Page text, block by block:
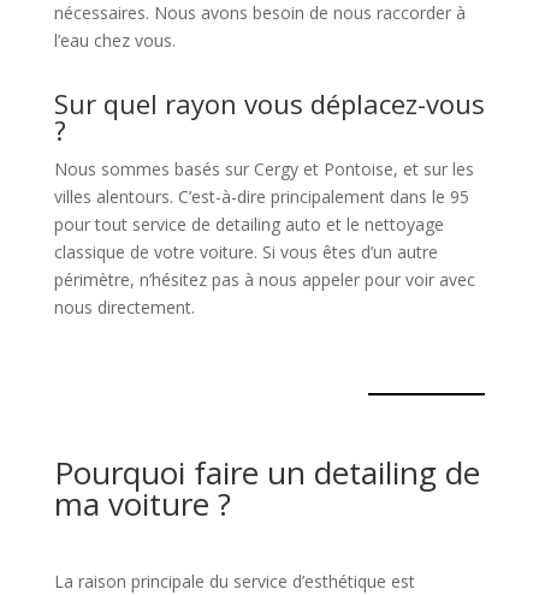
nécessaires. Nous avons besoin de nous raccorder à
l’eau chez vous.
Sur quel rayon vous déplacez-vous
?
Nous sommes basés sur Cergy et Pontoise, et sur les
villes alentours. C’est-à-dire principalement dans le 95
pour tout service de detailing auto et le nettoyage
classique de votre voiture. Si vous êtes d’un autre
périmètre, n’hésitez pas à nous appeler pour voir avec
nous directement.
Pourquoi faire un detailing de
ma voiture ?
La raison principale du service d’esthétique est